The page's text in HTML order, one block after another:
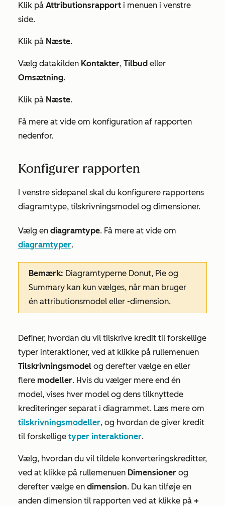
Klik på Attributionsrapport i menuen i venstre
side.
Klik på Næste.
Vælg datakilden Kontakter, Tilbud eller
Omsætning.
Klik på Næste.
Få mere at vide om konfiguration af rapporten
nedenfor.
Konfigurer rapporten
I venstre sidepanel skal du konfigurere rapportens
diagramtype, tilskrivningsmodel og dimensioner.
Vælg en diagramtype. Få mere at vide om
diagramtyper.
Bemærk: Diagramtyperne Donut, Pie og
Summary kan kun vælges, når man bruger
én attributionsmodel eller -dimension.
Definer, hvordan du vil tilskrive kredit til forskellige
typer interaktioner, ved at klikke på rullemenuen
Tilskrivningsmodel og derefter vælge en eller
flere modeller. Hvis du vælger mere end én
model, vises hver model og dens tilknyttede
krediteringer separat i diagrammet. Læs mere om
tilskrivningsmodeller, og hvordan de giver kredit
til forskellige typer interaktioner.
Vælg, hvordan du vil tildele konverteringskreditter,
ved at klikke på rullemenuen Dimensioner og
derefter vælge en dimension. Du kan tilføje en
anden dimension til rapporten ved at klikke på +